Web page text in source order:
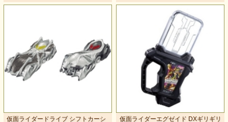
仮面ライダードライブ シフトカーシ
仮面ライダーエグゼイド DXギリギリ